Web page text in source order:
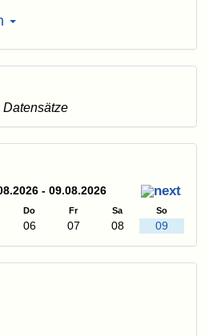
- 09.08.2026
Do Fr Sa So
06 07 08 09